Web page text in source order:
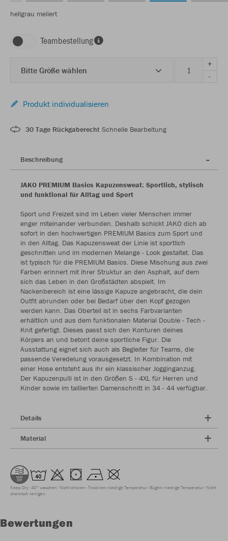
hellgrau meliert
Teambestellung
Bitte Größe wählen
+
-
Produkt individualisieren
30 Tage Rückgaberecht Schnelle Bearbeitung
Beschreibung
JAKO PREMIUM Basics Kapuzensweat: Sportlich, stylisch
und funktional für Alltag und Sport
Sport und Freizeit sind im Leben vieler Menschen immer
enger miteinander verbunden. Deshalb schickt JAKO dich ab
sofort in den hochwertigen PREMIUM Basics zum Sport und
in den Alltag. Das Kapuzensweat der Linie ist sportlich
geschnitten und im modernen Melange - Look gestaltet. Das
ist typisch für die PREMIUM Basics. Diese Mischung aus zwei
Farben erinnert mit ihrer Struktur an den Asphalt, auf dem
sich das Leben in den Großstädten abspielt. Im
Nackenbereich ist eine lässige Kapuze angebracht, die dein
Outfit abrunden oder bei Bedarf über den Kopf gezogen
werden kann. Das Oberteil ist in sechs Farbvarianten
erhältlich und aus dem funktionalen Material Double - Tech -
Knit gefertigt. Dieses passt sich den Konturen deines
Körpers an und betont deine sportliche Figur. Die
Ausstattung eignet sich auch als Begleiter für Teams, die
passende Veredelung vorausgesetzt. In Kombination mit
einer Hose entsteht aus ihr ein klassischer Jogginganzug.
Der Kapuzenpulli ist in den Größen S - 4XL für Herren und
Kinder sowie im taillierten Damenschnitt in 34 - 44 verfügbar.
Details
Material
Keep Dry 40° waschen Nicht chloren Trocknen niedrige Temperatur Bügeln niedrige Temperatur Nicht
chemisch reinigen
Bewertungen